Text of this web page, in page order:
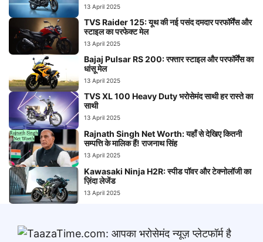
13 April 2025
TVS Raider 125: यूथ की नई पसंद दमदार परफॉर्मेंस और
स्टाइल का परफेक्ट मेल
13 April 2025
Bajaj Pulsar RS 200: रफ्तार स्टाइल और परफॉर्मेंस का
धांसू मेल
13 April 2025
TVS XL 100 Heavy Duty भरोसेमंद साथी हर रास्ते का
साथी
13 April 2025
Rajnath Singh Net Worth: यहाँ से देखिए कितनी
सम्पत्ति के मालिक हैं! राजनाथ सिंह
13 April 2025
Kawasaki Ninja H2R: स्पीड पॉवर और टेक्नोलॉजी का
ज़िंदा लेजेंड
13 April 2025